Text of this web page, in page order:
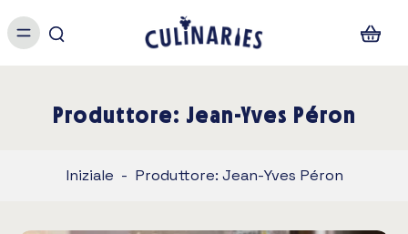
Produttore: Jean-Yves Péron
Iniziale - Produttore: Jean-Yves Péron